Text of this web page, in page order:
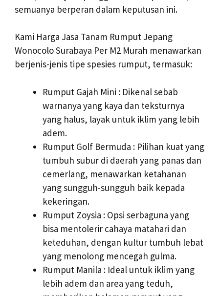
semuanya berperan dalam keputusan ini.
Kami Harga Jasa Tanam Rumput Jepang
Wonocolo Surabaya Per M2 Murah menawarkan
berjenis-jenis tipe spesies rumput, termasuk:
Rumput Gajah Mini : Dikenal sebab
warnanya yang kaya dan teksturnya
yang halus, layak untuk iklim yang lebih
adem.
Rumput Golf Bermuda : Pilihan kuat yang
tumbuh subur di daerah yang panas dan
cemerlang, menawarkan ketahanan
yang sungguh-sungguh baik kepada
kekeringan.
Rumput Zoysia : Opsi serbaguna yang
bisa mentolerir cahaya matahari dan
keteduhan, dengan kultur tumbuh lebat
yang menolong mencegah gulma.
Rumput Manila : Ideal untuk iklim yang
lebih adem dan area yang teduh,